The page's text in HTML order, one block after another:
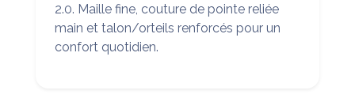
2.0. Maille fine, couture de pointe reliée
main et talon/orteils renforcés pour un
confort quotidien.